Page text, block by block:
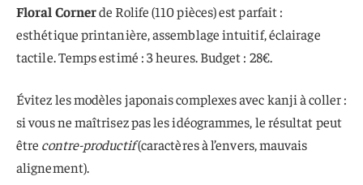
Floral Cornerde Rolife (110 pièces) est parfait :
esthétique printanière, assemblage intuitif, éclairage
tactile. Temps estimé : 3 heures. Budget : 28€.
Évitez les modèles japonais complexes avec kanji à coller :
si vous ne maîtrisez pas les idéogrammes, le résultat peut
être contre-productif(caractères à l’envers, mauvais
alignement).